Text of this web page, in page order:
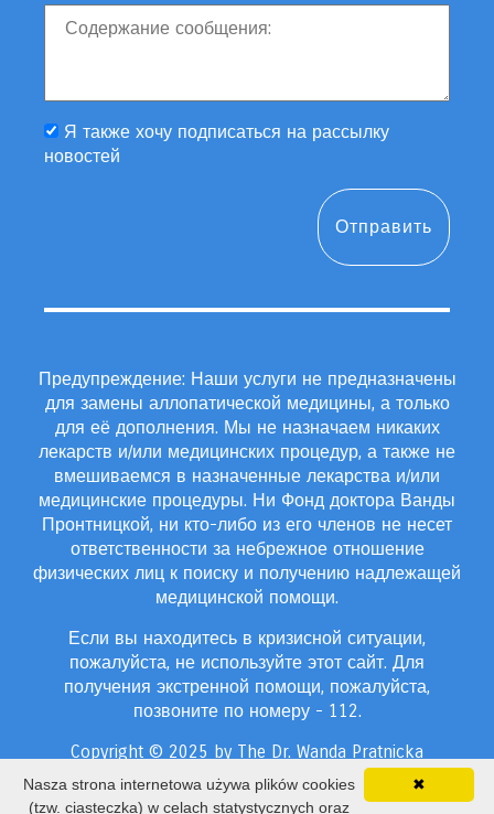
Я также хочу подписаться на рассылку
новостей
Предупреждение: Наши услуги не предназначены
для замены аллопатической медицины, а только
для её дополнения. Мы не назначаем никаких
лекарств и/или медицинских процедур, а также не
вмешиваемся в назначенные лекарства и/или
медицинские процедуры. Ни Фонд доктора Ванды
Пронтницкой, ни кто-либо из его членов не несет
ответственности за небрежное отношение
физических лиц к поиску и получению надлежащей
медицинской помощи.
Если вы находитесь в кризисной ситуации,
пожалуйста, не используйте этот сайт. Для
получения экстренной помощи, пожалуйста,
позвоните по номеру - 112.
Copyright © 2025 by The Dr. Wanda Pratnicka
Foundation, All rights reserved
Политика конфиденциальности
✖
Nasza strona internetowa używa plików cookies
(tzw. ciasteczka) w celach statystycznych oraz